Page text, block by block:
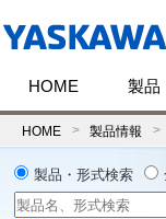
HOME 製品
HOME 製品情報
製品・形式検索